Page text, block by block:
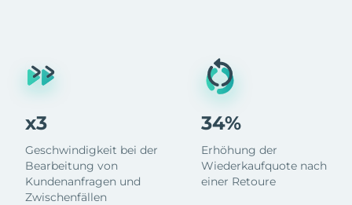
x3
Geschwindigkeit bei der
Bearbeitung von
Kundenanfragen und
Zwischenfällen
34%
Erhöhung der
Wiederkaufquote nach
einer Retoure